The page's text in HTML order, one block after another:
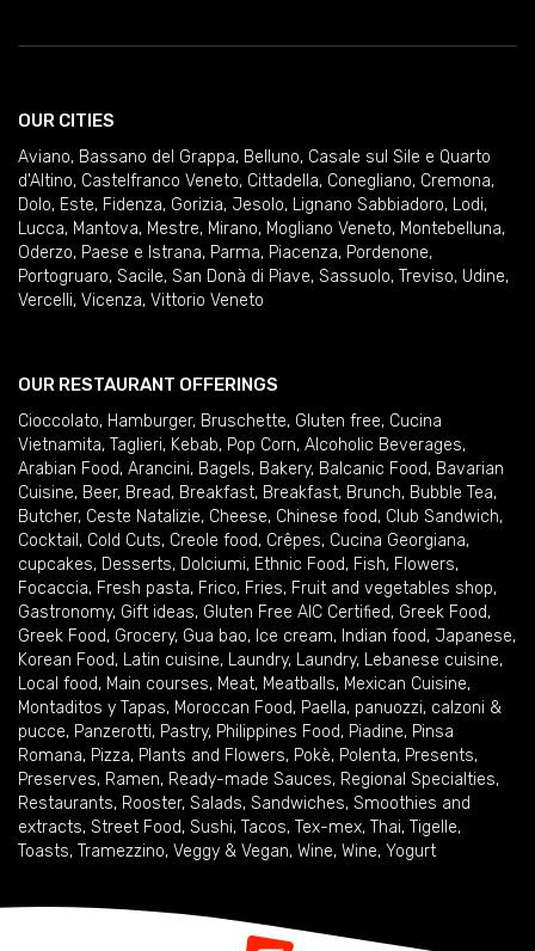
OUR CITIES
Aviano, Bassano del Grappa, Belluno, Casale sul Sile e Quarto
d'Altino, Castelfranco Veneto, Cittadella, Conegliano, Cremona,
Dolo, Este, Fidenza, Gorizia, Jesolo, Lignano Sabbiadoro, Lodi,
Lucca, Mantova, Mestre, Mirano, Mogliano Veneto, Montebelluna,
Oderzo, Paese e Istrana, Parma, Piacenza, Pordenone,
Portogruaro, Sacile, San Donà di Piave, Sassuolo, Treviso, Udine,
Vercelli, Vicenza, Vittorio Veneto
OUR RESTAURANT OFFERINGS
Cioccolato, Hamburger, Bruschette, Gluten free, Cucina
Vietnamita, Taglieri, Kebab, Pop Corn, Alcoholic Beverages,
Arabian Food, Arancini, Bagels, Bakery, Balcanic Food, Bavarian
Cuisine, Beer, Bread, Breakfast, Breakfast, Brunch, Bubble Tea,
Butcher, Ceste Natalizie, Cheese, Chinese food, Club Sandwich,
Cocktail , Cold Cuts, Creole food, Crêpes, Cucina Georgiana,
cupcakes, Desserts, Dolciumi, Ethnic Food, Fish, Flowers,
Focaccia, Fresh pasta, Frico, Fries, Fruit and vegetables shop,
Gastronomy, Gift ideas, Gluten Free AIC Certified, Greek Food,
Greek Food, Grocery, Gua bao, Ice cream, Indian food, Japanese,
Korean Food, Latin cuisine, Laundry, Laundry, Lebanese cuisine,
Local food, Main courses, Meat, Meatballs, Mexican Cuisine,
Montaditos y Tapas, Moroccan Food, Paella, panuozzi, calzoni &
pucce, Panzerotti, Pastry, Philippines Food, Piadine, Pinsa
Romana, Pizza, Plants and Flowers, Pokè, Polenta, Presents,
Preserves, Ramen, Ready-made Sauces, Regional Specialties,
Restaurants, Rooster, Salads, Sandwiches, Smoothies and
extracts, Street Food, Sushi, Tacos, Tex-mex, Thai, Tigelle,
Toasts, Tramezzino, Veggy & Vegan, Wine, Wine, Yogurt